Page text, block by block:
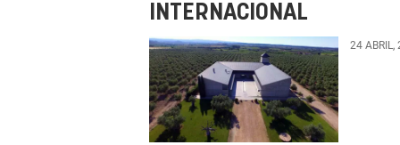
INTERNACIONAL
24